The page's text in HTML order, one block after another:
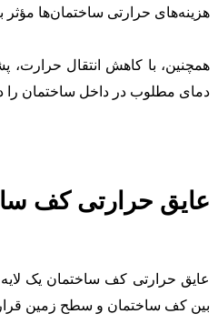
هزینه‌های حرارتی ساختمان‌ها مؤثر
همچنین، با کاهش انتقال حرارت،
دمای مطلوب در داخل ساختمان
عایق حرارتی کف
عایق حرارتی کف ساختمان یک
بین کف ساختمان و سطح زمین